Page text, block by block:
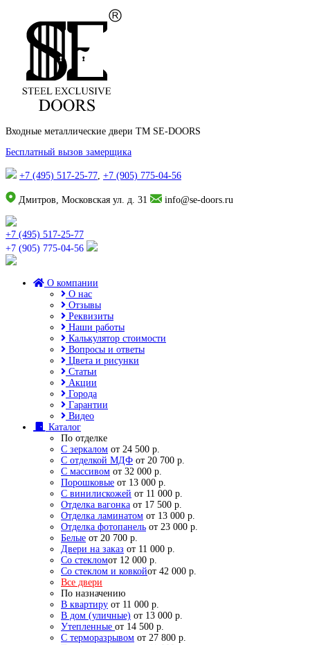
Входные металлические двери TM SE-DOORS
Бесплатный вызов замерщика
+7 (495) 517-25-77, +7 (905) 775-04-56
Дмитров, Московская ул. д. 31 info@se-doors.ru
+7 (495) 517-25-77
+7 (905) 775-04-56
О компании
О нас
Отзывы
Реквизиты
Наши работы
Калькулятор стоимости
Вопросы и ответы
Цвета и рисунки
Статьи
Акции
Города
Гарантии
Видео
Каталог
По отделке
С зеркалом от 24 500 р.
С отделкой МДФ от 20 700 р.
С массивом от 32 000 р.
Порошковые от 13 000 р.
С винилискожей от 11 000 р.
Отделка вагонка от 17 500 р.
Отделка ламинатом от 13 000 р.
Отделка фотопанель от 23 000 р.
Белые от 20 700 р.
Двери на заказ от 11 000 р.
Со стекломот 12 000 р.
Со стеклом и ковкойот 42 000 р.
Все двери
По назначению
В квартиру от 11 000 р.
В дом (уличные) от 13 000 р.
Утепленные от 14 500 р.
С терморазрывом от 27 800 р.